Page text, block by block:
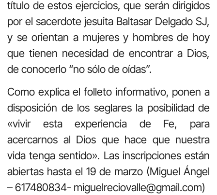
título de estos ejercicios, que serán dirigidos
por el sacerdote jesuita Baltasar Delgado SJ,
y se orientan a mujeres y hombres de hoy
que tienen necesidad de encontrar a Dios,
de conocerlo “no sólo de oídas”.
Como explica el folleto informativo, ponen a
disposición de los seglares la posibilidad de
«vivir esta experiencia de Fe, para
acercarnos al Dios que hace que nuestra
vida tenga sentido». Las inscripciones están
abiertas hasta el 19 de marzo (Miguel Ángel
– 617480834- miguelreciovalle@gmail.com)